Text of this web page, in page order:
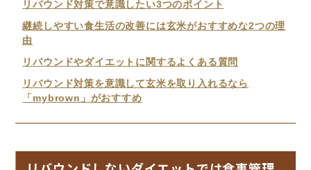
リバウンド対策で意識したい3つのポイント
継続しやすい食生活の改善には玄米がおすすめな2つの理
由
リバウンドやダイエットに関するよくある質問
リバウンド対策を意識して玄米を取り入れるなら
「mybrown」がおすすめ